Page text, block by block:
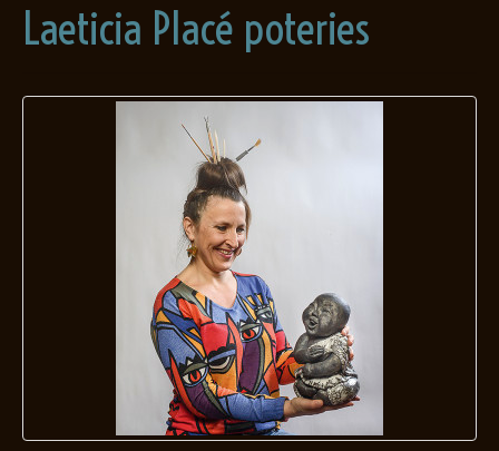
Laeticia Placé poteries